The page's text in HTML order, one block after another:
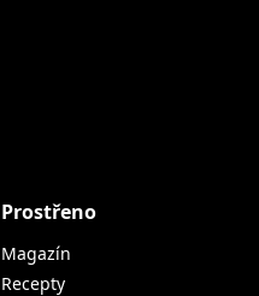
Prostřeno
Magazín
Recepty